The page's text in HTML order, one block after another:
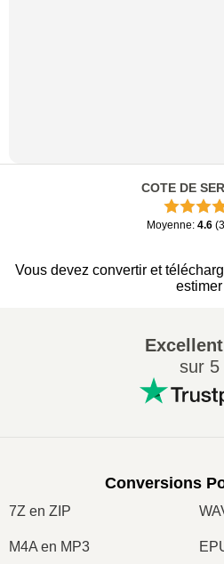
COTE DE
Moyenne: 4.6 (
Vous devez convertir et
estimer
Excellent
sur 5
Conversions
7Z en ZIP
M4A en MP3